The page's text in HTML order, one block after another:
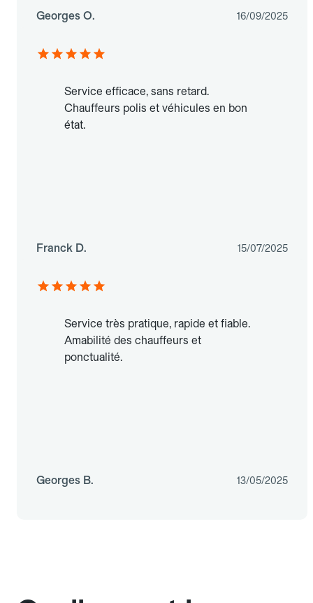
Georges O. 16/09/2025
Service efficace, sans retard.
Chauffeurs polis et véhicules en bon
état.
Franck D. 15/07/2025
Service très pratique, rapide et fiable.
Amabilité des chauffeurs et
ponctualité.
Georges B. 13/05/2025